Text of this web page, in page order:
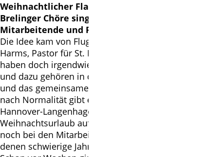
Weihnachtlicher Flashmob in der Abflughalle
Brelinger Chöre singen am Flughafen für
Mitarbeitende und Reisende
Die Idee kam von Flughafenseelsorger Karl-Martin
Harms, Pastor für St. Martini Brelingen: „Wir alle
haben doch irgendwie Sehnsucht nach Normalität –
und dazu gehören in dieser Zeit Weihnachtslieder
und das gemeinsame Singen“, sagt er. Sehnsucht
nach Normalität gibt es auch am Flughafen
Hannover-Langenhagen: bei Reisenden, die in den
Weihnachtsurlaub aufbrechen, und vielleicht mehr
noch bei den Mitarbeitenden des Airports, hinter
denen schwierige Jahre liegen.